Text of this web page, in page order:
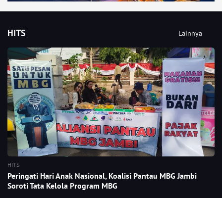
HITS Lainnya
HITS
Peringati Hari Anak Nasional, Koalisi Pantau MBG Jambi
Soroti Tata Kelola Program MBG